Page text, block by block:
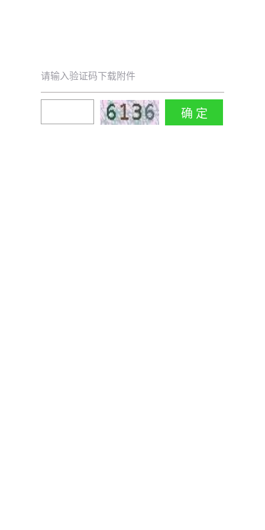
请输入验证码下载附件